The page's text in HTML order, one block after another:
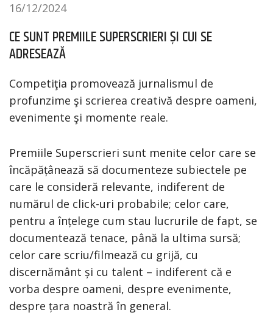
16/12/2024
CE SUNT PREMIILE SUPERSCRIERI ȘI CUI SE
ADRESEAZĂ
Competiţia promovează jurnalismul de
profunzime şi scrierea creativă despre oameni,
evenimente şi momente reale.
Premiile Superscrieri sunt menite celor care se
încăpățânează să documenteze subiectele pe
care le consideră relevante, indiferent de
numărul de click-uri probabile; celor care,
pentru a înțelege cum stau lucrurile de fapt, se
documentează tenace, până la ultima sursă;
celor care scriu/filmează cu grijă, cu
discernământ și cu talent – indiferent că e
vorba despre oameni, despre evenimente,
despre țara noastră în general.